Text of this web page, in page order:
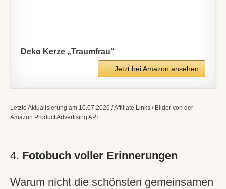
Deko Kerze „Traumfrau“
Jetzt bei Amazon ansehen
Letzte Aktualisierung am 10.07.2026 / Affiliate Links / Bilder von der
Amazon Product Advertising API
4. Fotobuch voller Erinnerungen
Warum nicht die schönsten gemeinsamen